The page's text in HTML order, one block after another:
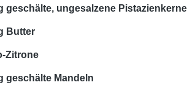
geschälte, ungesalzene Pistazienkerne
Butter
Zitrone
geschälte Mandeln